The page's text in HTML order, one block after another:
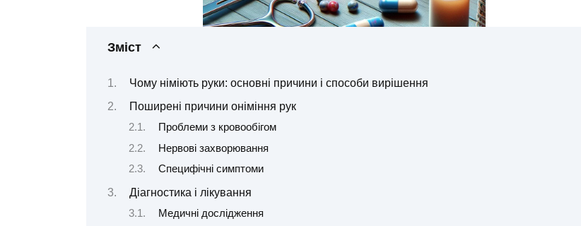
Зміст
Чому німіють руки: основні причини і способи вирішення
Поширені причини оніміння рук
Проблеми з кровообігом
Нервові захворювання
Специфічні симптоми
Діагностика і лікування
Медичні дослідження